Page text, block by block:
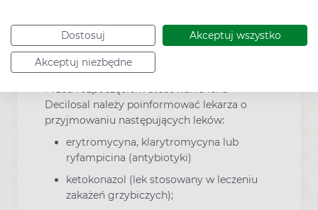
Dostosuj Akceptuj wszystko
Akceptuj niezbędne
swoje działanie. Mogą np. nasilać
działania niepożądane lub zmniejszać
skuteczność.
Przed rozpoczęciem stosowania leku
Decilosal należy poinformować lekarza o
przyjmowaniu następujących leków:
erytromycyna, klarytromycyna lub
ryfampicina (antybiotyki)
ketokonazol (lek stosowany w leczeniu
zakażeń grzybiczych);